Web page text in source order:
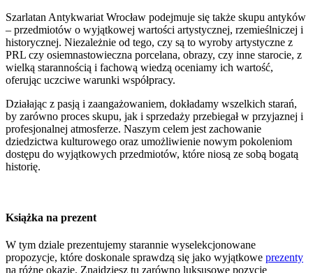
Szarlatan Antykwariat Wrocław podejmuje się także skupu antyków
– przedmiotów o wyjątkowej wartości artystycznej, rzemieślniczej i
historycznej. Niezależnie od tego, czy są to wyroby artystyczne z
PRL czy osiemnastowieczna porcelana, obrazy, czy inne starocie, z
wielką starannością i fachową wiedzą oceniamy ich wartość,
oferując uczciwe warunki współpracy.
Działając z pasją i zaangażowaniem, dokładamy wszelkich starań,
by zarówno proces skupu, jak i sprzedaży przebiegał w przyjaznej i
profesjonalnej atmosferze. Naszym celem jest zachowanie
dziedzictwa kulturowego oraz umożliwienie nowym pokoleniom
dostępu do wyjątkowych przedmiotów, które niosą ze sobą bogatą
historię.
Książka na prezent
W tym dziale prezentujemy starannie wyselekcjonowane
propozycje, które doskonale sprawdzą się jako wyjątkowe prezenty
na różne okazje. Znajdziesz tu zarówno luksusowe pozycje